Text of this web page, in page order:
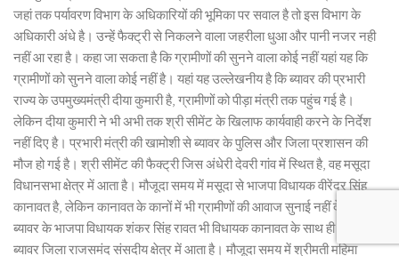
जहां तक पर्यावरण विभाग के अधिकारियों की भूमिका पर सवाल है तो इस विभाग के
अधिकारी अंधे है। उन्हें फैक्ट्री से निकलने वाला जहरीला धुआ और पानी नजर नही
नहीं आ रहा है। कहा जा सकता है कि ग्रामीणों की सुनने वाला कोई नहीं यहां यह कि
ग्रामीणों को सुनने वाला कोई नहीं है। यहां यह उल्लेखनीय है कि ब्यावर की प्रभारी
राज्य के उपमुख्यमंत्री दीया कुमारी है, ग्रामीणों को पीड़ा मंत्री तक पहुंच गई है।
लेकिन दीया कुमारी ने भी अभी तक श्री सीमेंट के खिलाफ कार्यवाही करने के निर्देश
नहीं दिए है। प्रभारी मंत्री की खामोशी से ब्यावर के पुलिस और जिला प्रशासन की
मौज हो गई है। श्री सीमेंट की फैक्ट्री जिस अंधेरी देवरी गांव में स्थित है, वह मसूदा
विधानसभा क्षेत्र में आता है। मौजूदा समय में मसूदा से भाजपा विधायक वीरेंद्र सिंह
कानावत है, लेकिन कानावत के कानों में भी ग्रामीणों की आवाज सुनाई नहीं दे रही।
ब्यावर के भाजपा विधायक शंकर सिंह रावत भी विधायक कानावत के साथ ही खड़े हे।
ब्यावर जिला राजसमंद संसदीय क्षेत्र में आता है। मौजूदा समय में श्रीमती महिमा